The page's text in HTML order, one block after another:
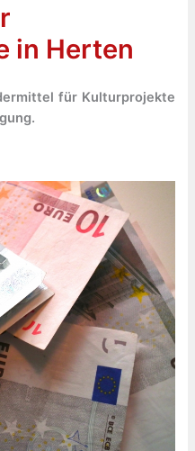
in Herten
für Kulturprojekte